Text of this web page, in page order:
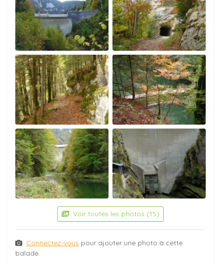
Voir toutes les photos (15)
Connectez-vous pour ajouter une photo à cette
balade.